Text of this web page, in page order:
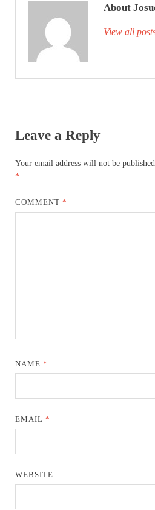
About
View all
Leave a Reply
Your email address will not be
*
COMMENT*
NAME*
EMAIL*
WEBSITE